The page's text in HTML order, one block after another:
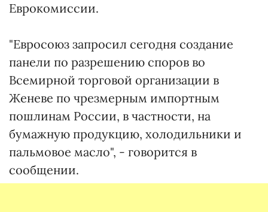
Еврокомиссии.
"Евросоюз запросил сегодня создание
панели по разрешению споров во
Всемирной торговой организации в
Женеве по чрезмерным импортным
пошлинам России, в частности, на
бумажную продукцию, холодильники и
пальмовое масло", - говорится в
сообщении.